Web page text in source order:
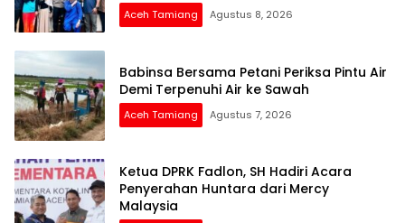
Aceh Tamiang Agustus 8, 2026
Babinsa Bersama Petani Periksa Pintu Air
Demi Terpenuhi Air ke Sawah
Aceh Tamiang Agustus 7, 2026
Ketua DPRK Fadlon, SH Hadiri Acara
Penyerahan Huntara dari Mercy
Malaysia